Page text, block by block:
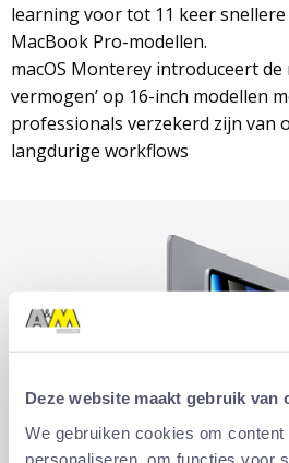
Deze website maakt gebruik van
We gebruiken cookies om
personaliseren, om functies voor
learning voor tot 11 keer
MacBook Pro-modellen.
macOS Monterey introduceert de
vermogen’ op 16-inch modellen
professionals verzekerd zijn van
langdurige workflows